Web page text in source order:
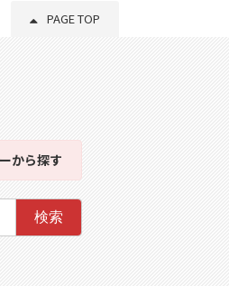
PAGE TOP
から探す
検索